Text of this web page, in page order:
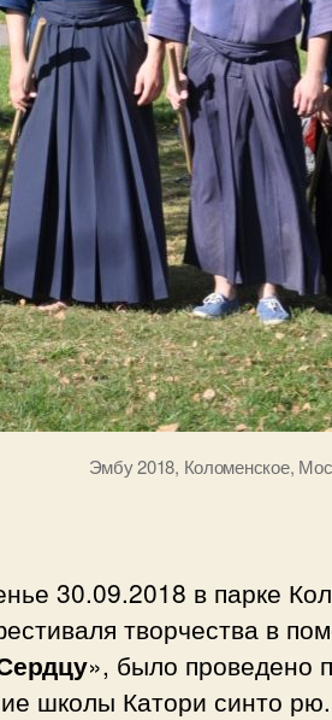
Эмбу 2018, Коломенское,
30.09.2018 в парке
творчества в
», было проведено
школы Катори синто рю.